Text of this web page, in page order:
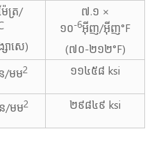
ត្រ/
ាសេ)
៧.១ ×
១០-6អ៊ីញ/អ៊ីញ°F
(៧០-២១២°F)
មម2 ១១៤៥៨ ksi
/មម2 ២៩៨៤៩ ksi